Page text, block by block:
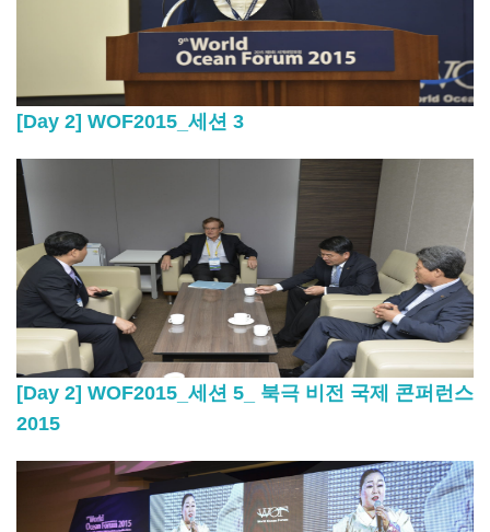
[Day 2] WOF2015_세션 3
[Day 2] WOF2015_세션 5_ 북극 비전 국제 콘퍼런스
2015